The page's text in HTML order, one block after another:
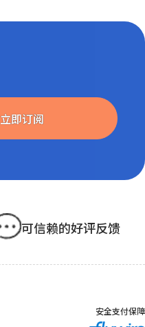
立即订阅
可信赖的好评反馈
安全支付保障